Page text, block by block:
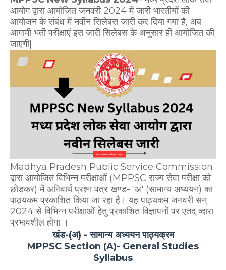
आयोग द्वारा आयोजित जनवरी 2024 में जारी भारतीयों की
आयोजन के संबंध में नवीन सिलेबस जारी कर दिया गया है, अब
आगामी भर्ती परीक्षाएं इस जारी सिलेबस के अनुसार ही आयोजित की
जाएगी|
Madhya Pradesh Public Service Commission
द्वारा आयोजित विभिन्न परीक्षाओं (MPPSC राज्य सेवा परीक्षा को
छोड़कर) में अनिवार्य प्रश्न पत्र खण्ड- 'अ' (सामान्य अध्ययन) का
पाठ्यकम प्रकाशित किया जा रहा है। यह पाठ्यकम जनवरी सन्
2024 से विभिन्न परीक्षाओं हेतु प्रकाशित विज्ञापनों पर एतद् व्दारा
प्रभावशील होगा ।
खंड-(अ) - सामान्य अध्ययन पाठ्यक्रम
MPPSC Section (A)- General Studies
Syllabus